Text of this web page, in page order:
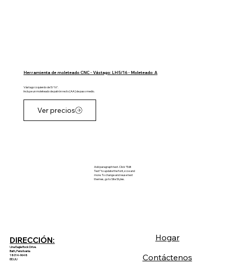
Herramienta de moleteado CNC - Vástago: LH 5/16 - Moleteado: A
Vástago izquierdo de 5/16".
Incluye un moleteado de patrón recto [AA] de paso medio.
Ver precios
Add paragraph text. Click “Edit
Text” to update the font, size and
more. To change and reuse text
themes, go to Site Styles.
DIRECCIÓN:
Una Eagle Rock Drive.
Bath, Pensilvania
18014-9648
EE.UU
Hogar
Contáctenos